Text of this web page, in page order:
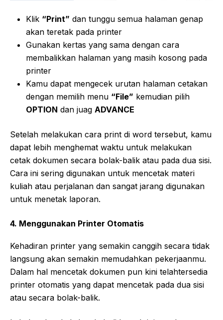
Klik “Print” dan tunggu semua halaman genap
akan teretak pada printer
Gunakan kertas yang sama dengan cara
membalikkan halaman yang masih kosong pada
printer
Kamu dapat mengecek urutan halaman cetakan
dengan memilih menu “File” kemudian pilih
OPTION dan juag ADVANCE
Setelah melakukan cara print di word tersebut, kamu
dapat lebih menghemat waktu untuk melakukan
cetak dokumen secara bolak-balik atau pada dua sisi.
Cara ini sering digunakan untuk mencetak materi
kuliah atau perjalanan dan sangat jarang digunakan
untuk menetak laporan.
4. Menggunakan Printer Otomatis
Kehadiran printer yang semakin canggih secara tidak
langsung akan semakin memudahkan pekerjaanmu.
Dalam hal mencetak dokumen pun kini telahtersedia
printer otomatis yang dapat mencetak pada dua sisi
atau secara bolak-balik.